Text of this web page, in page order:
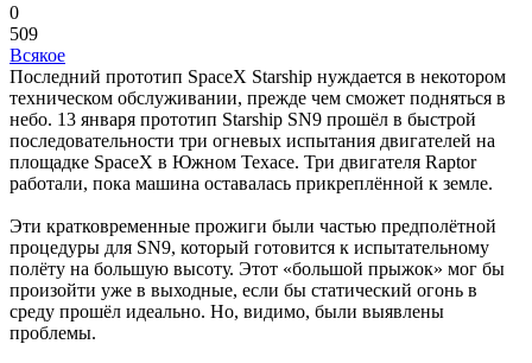
0
509
Всякое
Последний прототип SpaceX Starship нуждается в некотором
техническом обслуживании, прежде чем сможет подняться в
небо. 13 января прототип Starship SN9 прошёл в быстрой
последовательности три огневых испытания двигателей на
площадке SpaceX в Южном Техасе. Три двигателя Raptor
работали, пока машина оставалась прикреплённой к земле.
Эти кратковременные прожиги были частью предполётной
процедуры для SN9, который готовится к испытательному
полёту на большую высоту. Этот «большой прыжок» мог бы
произойти уже в выходные, если бы статический огонь в
среду прошёл идеально. Но, видимо, были выявлены
проблемы.